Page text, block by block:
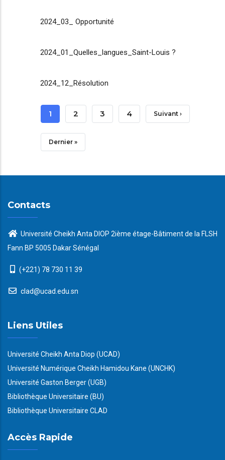
2024_03_ Opportunité
2024_01_Quelles_langues_Saint-Louis ?
2024_12_Résolution
Pagination
Page
Courante
1 Page
2 Page
3 Page
4 Page
Suivant ›
Dernière
Dernier »
Contacts
Université Cheikh Anta DIOP 2ième étage-Bâtiment de la FLSH
Fann BP 5005 Dakar Sénégal
(+221) 78 730 11 39
clad@ucad.edu.sn
Liens Utiles
Université Cheikh Anta Diop (UCAD)
Université Numérique Cheikh Hamidou Kane (UNCHK)
Université Gaston Berger (UGB)
Bibliothèque Universitaire (BU)
Bibliothèque Universitaire CLAD
Accès Rapide